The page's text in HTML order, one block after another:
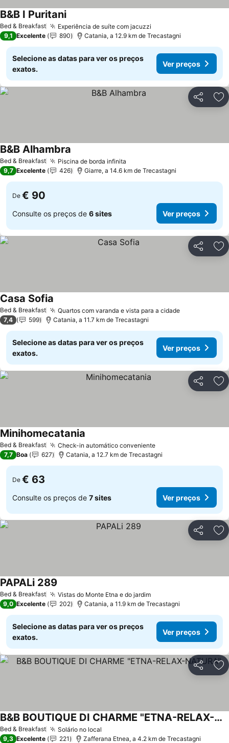
Bed & Breakfast Experiência de suíte com jacuzzi
B&B I PuritaniVer preços
9,1 Excelente 890 Catania, a 12.9 km de Trecastagni
Selecione as datas para ver os preços
exatos.
Ver preços
Partilhar
Bed & Breakfast Piscina de borda infinita
B&B Alhambra
9,7 Excelente 426 Giarre, a 14.6 km de Trecastagni
De € 90
Consulte os preços de 6 sites Ver preços
Partilhar
Bed & Breakfast Quartos com varanda e vista para a cidadeVer preços
Casa Sofia
7,4 599 Catania, a 11.7 km de Trecastagni
Selecione as datas para ver os preços
exatos.
Ver preços
Partilhar
Bed & Breakfast Check-in automático convenienteVer preços
Minihomecatania
7,7 Boa 627 Catania, a 12.7 km de Trecastagni
De € 63
Consulte os preços de 7 sites Ver preços
Partilhar
Bed & Breakfast Vistas do Monte Etna e do jardimVer preços
PAPALi 289
9,0 Excelente 202 Catania, a 11.9 km de Trecastagni
Selecione as datas para ver os preços
exatos.
Ver preços
Partilhar
Bed & Breakfast Solário no local
B&B BOUTIQUE DI CHARME "ETNA-RELAX-NATURA"
Ver preços
9,3 Excelente 221 Zafferana Etnea, a 4.2 km de Trecastagni